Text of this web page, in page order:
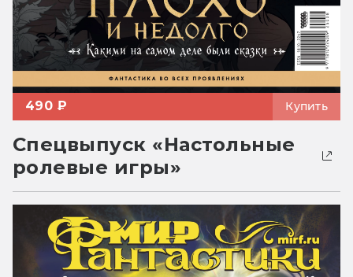
490 ₽ Купить
Спецвыпуск «Настольные
ролевые игры»